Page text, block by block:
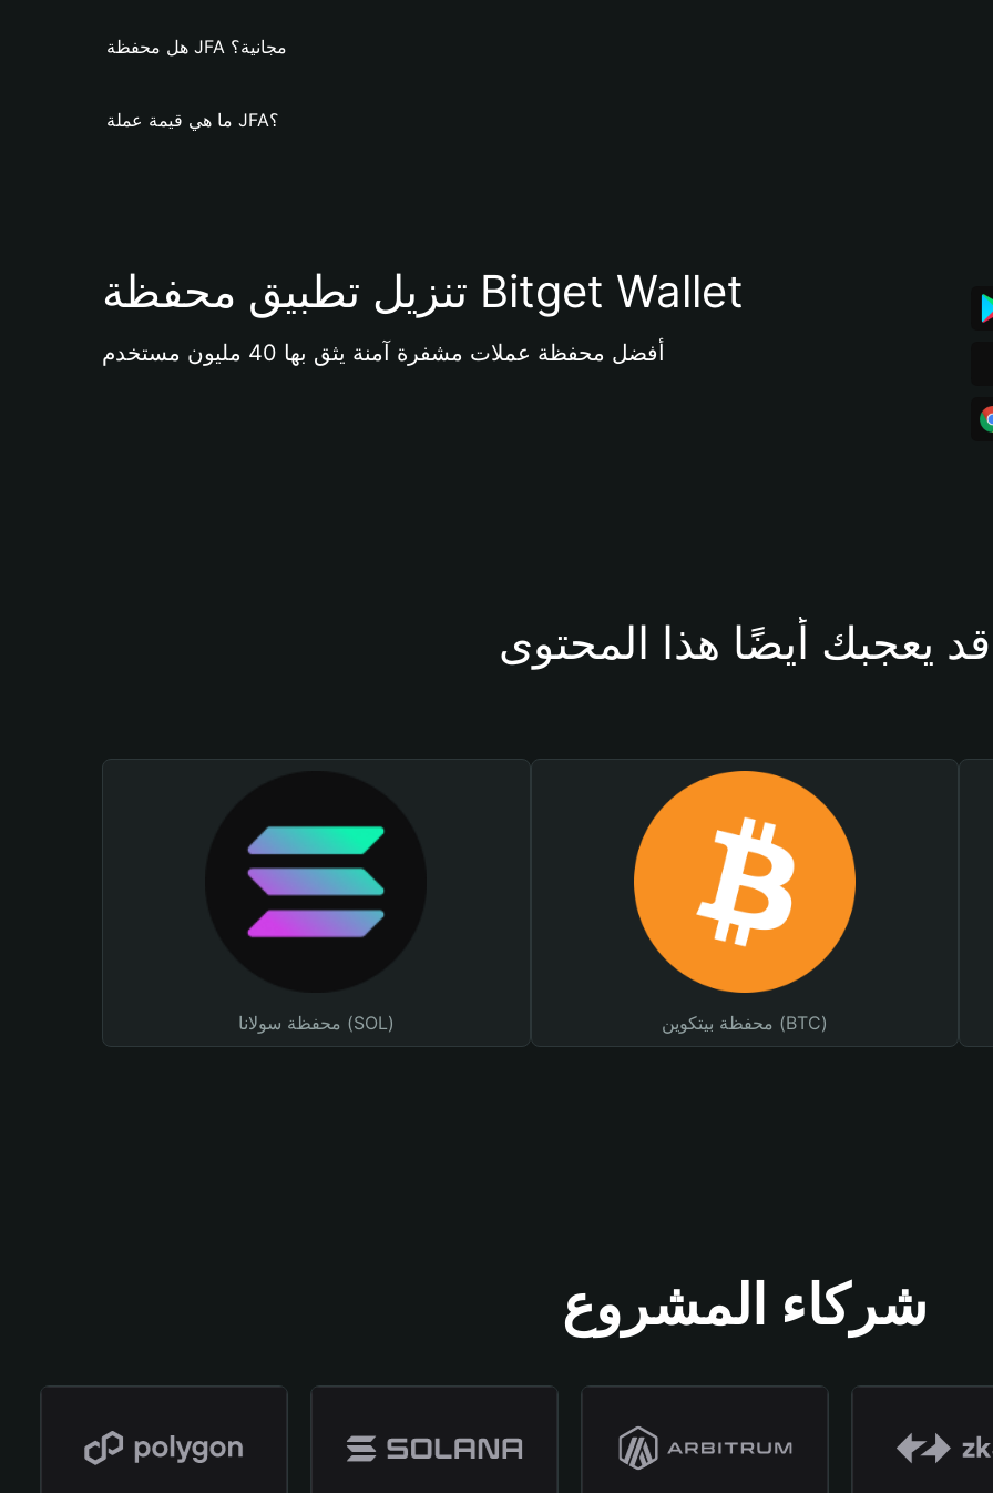
هل محفظة JFA مجانية؟
ما هي قيمة عملة JFA؟
تنزيل تطبيق محفظة Bitget Wallet
أفضل محفظة عملات مشفرة آمنة يثق بها 40 مليون مستخدم
قد يعجبك أيضًا هذا المحتوى
محفظة سولانا (SOL) محفظة بيتكوين (BTC)
شركاء المشروع